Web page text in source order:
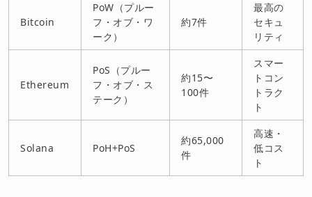
Bitcoin
PoW（プルー
フ・オブ・ワ
ーク）
約7件
最高の
セキュ
リティ
Ethereum
PoS（プルー
フ・オブ・ス
テーク）
約15〜
100件
スマー
トコン
トラク
ト
Solana PoH+PoS
約65,000
件
高速・
低コス
ト